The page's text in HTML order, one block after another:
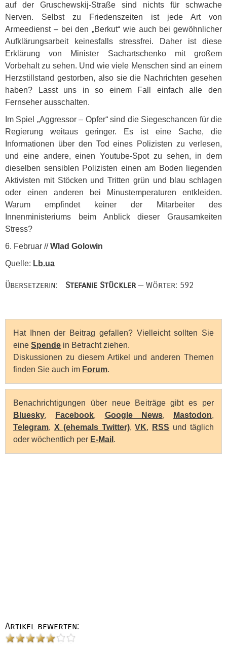
auf der Gruschewskij-Straße sind nichts für schwache
Nerven. Selbst zu Friedenszeiten ist jede Art von
Armeedienst – bei den „Berkut“ wie auch bei gewöhnlicher
Aufklärungsarbeit keinesfalls stressfrei. Daher ist diese
Erklärung von Minister Sachartschenko mit großem
Vorbehalt zu sehen. Und wie viele Menschen sind an einem
Herzstillstand gestorben, also sie die Nachrichten gesehen
haben? Lasst uns in so einem Fall einfach alle den
Fernseher ausschalten.
Im Spiel „Aggressor – Opfer“ sind die Siegeschancen für die
Regierung weitaus geringer. Es ist eine Sache, die
Informationen über den Tod eines Polizisten zu verlesen,
und eine andere, einen Youtube-Spot zu sehen, in dem
dieselben sensiblen Polizisten einen am Boden liegenden
Aktivisten mit Stöcken und Tritten grün und blau schlagen
oder einen anderen bei Minustemperaturen entkleiden.
Warum empfindet keiner der Mitarbeiter des
Innenministeriums beim Anblick dieser Grausamkeiten
Stress?
6. Februar //Wlad Golowin
Quelle: Lb.ua
Übersetzerin: Stefanie Stückler— Wörter: 592
Hat Ihnen der Beitrag gefallen? Vielleicht sollten Sie
eine Spende in Betracht ziehen.
Diskussionen zu diesem Artikel und anderen Themen
finden Sie auch im Forum.
Benachrichtigungen über neue Beiträge gibt es per
Bluesky, Facebook, Google News, Mastodon,
Telegram, X (ehemals Twitter),VK, RSS und täglich
oder wöchentlich per E-Mail .
Artikel bewerten: